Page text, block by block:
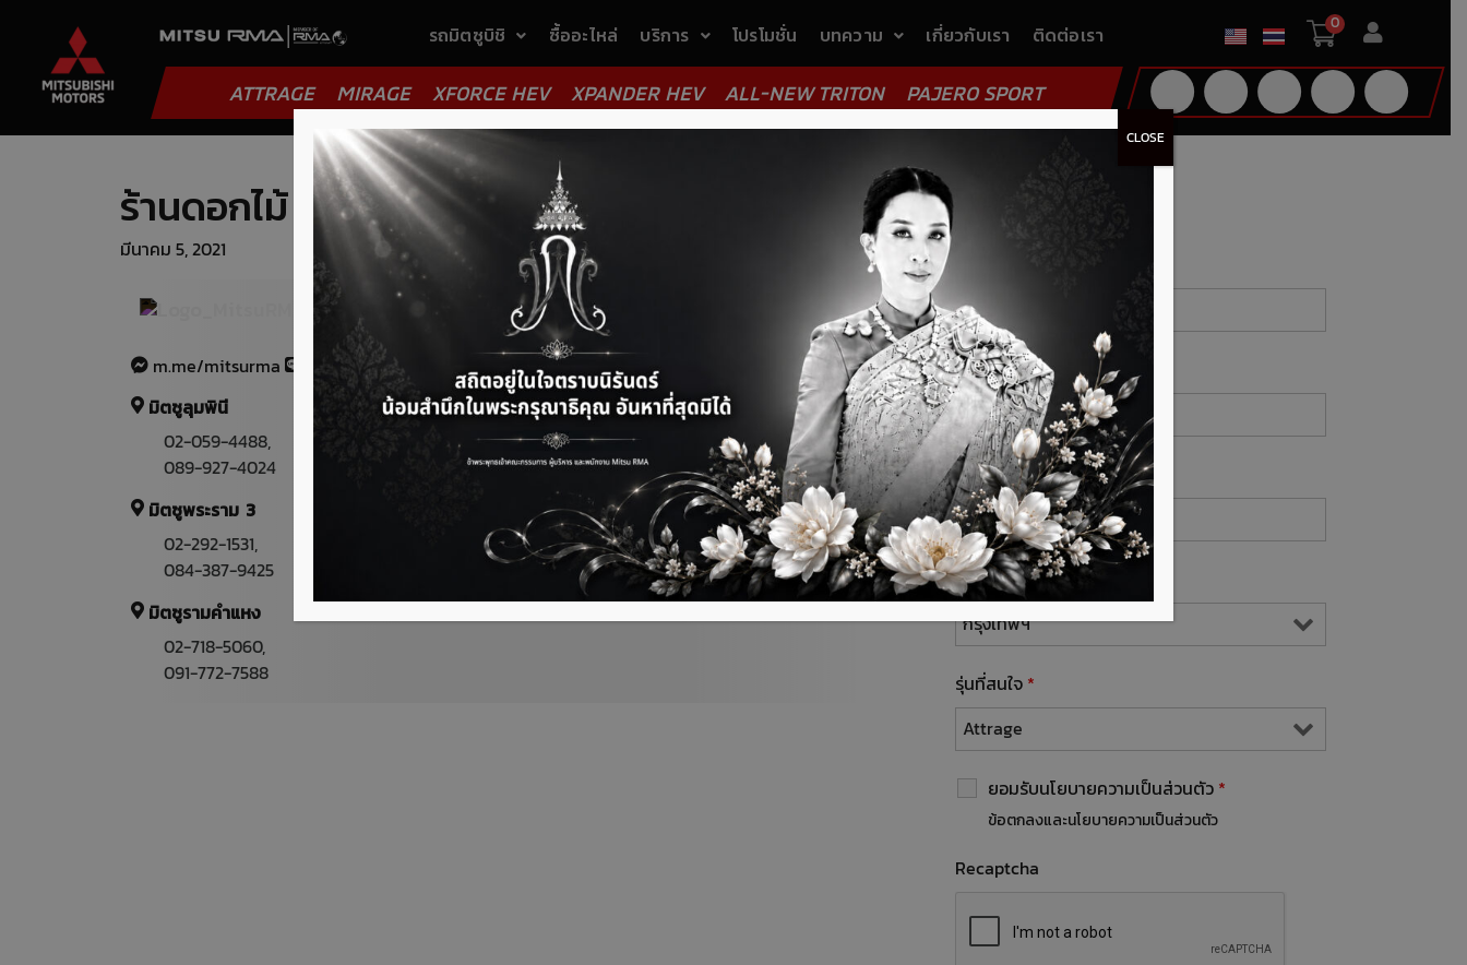
รถมิตซูบิชิ ซื้ออะไหล่ บริการ โปรโมชั่น บทความ เกี่ยวกับเรา ติดต่อเรา 0
ATTRAGE MIRAGE XFORCE HEV XPANDER HEV ALL-NEW TRITON PAJERO SPORT
ร้านดอกไม้
มีนาคม 5, 2021
ยินดีให้บริการ
ติดต่อเรา
m.me/mitsurma
@mitsurma
มิตซูลุมพินี
02-059-4488,
089-927-4024
มิตซูพระราม 3
02-292-1531
084-387-9425
มิตซูรามคำแหง
02-718-5060,
091-772-7588
ลงทะเบียนรับส่วนลด
ต้องกรอกฟิลด์ที่มีเครื่องหมาย
Email
เบอร์โทร / Line ID *
พื้นที่ที่ท่านอาศัยอยู่
รุ่นที่สนใจ *
ยอมรับนโยบายความเป็นส่วนตัว *
ข้อตกลงและนโยบายความเป็นส่วนตัว
Recaptcha
CLOSE